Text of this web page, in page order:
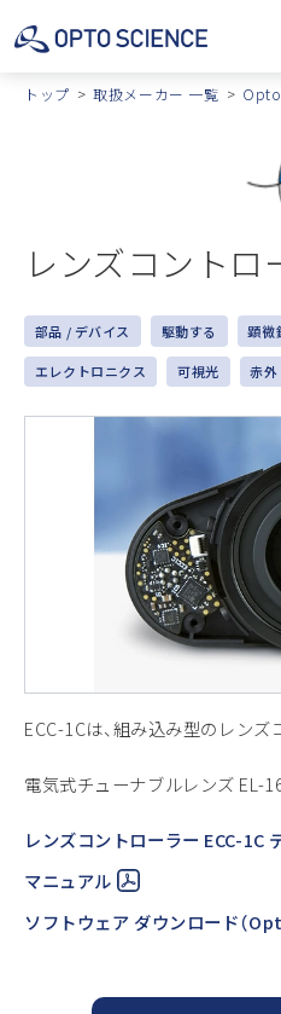
トップ 取扱メーカー 一覧
レンズコントロ
部品 / デバイス 駆動する 顕微
エレクトロニクス 可視光 赤外
ECC-1Cは、組み込み型のレンズ
電気式チューナブルレンズ EL-
レンズコントローラー ECC-1C
マニュアル
ソフトウェア ダウンロード（